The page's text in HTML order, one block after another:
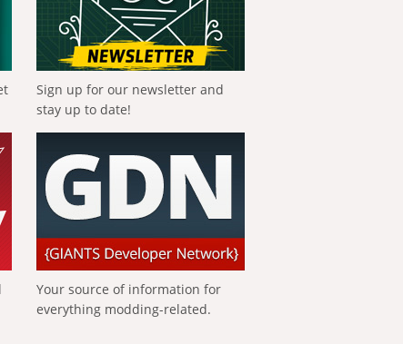
Sign up for our newsletter and
stay up to date!
Your source of information for
everything modding-related.